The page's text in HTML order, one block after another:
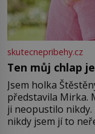
skutecnepribehy.cz
Ten můj chlap
Jsem holka
představila Mirka.
ji neopustilo nikdy.
nikdy jsem jí to